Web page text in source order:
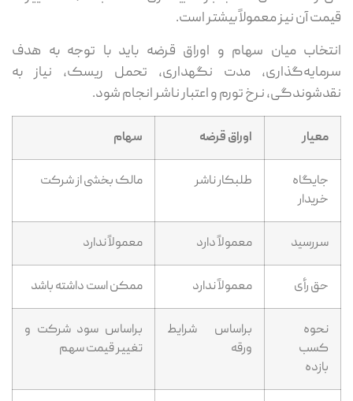
قیمت آن نیز معمولاً بیشتر است.
انتخاب میان سهام و اوراق قرضه باید با توجه به هدف
سرمایه‌گذاری، مدت نگهداری، تحمل ریسک، نیاز به
نقدشوندگی، نرخ تورم و اعتبار ناشر انجام شود.
معیار اوراق قرضه سهام
جایگاه
خریدار
طلبکار ناشر مالک بخشی از شرکت
سررسید معمولاً دارد معمولاً ندارد
حق رأی معمولاً ندارد ممکن است داشته باشد
نحوه
کسب
بازده
براساس شرایط
ورقه
براساس سود شرکت و
تغییر قیمت سهم